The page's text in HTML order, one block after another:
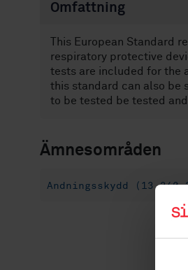
Omfattning
This European Standard
respiratory protective
tests are included for the
this standard can also be
to be tested be tested
Ämnesområden
Andningsskydd